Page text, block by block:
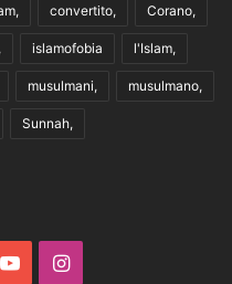
convertito, Corano,
islamofobia l'Islam,
musulmani, musulmano,
Sunnah,
You Instagram